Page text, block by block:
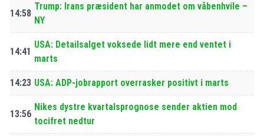
14:58
Trump: Irans præsident har anmodet om våbenhvile –
NY
14:41
USA: Detailsalget voksede lidt mere end ventet i
marts
14:23 USA: ADP-jobrapport overrasker positivt i marts
13:56
Nikes dystre kvartalsprognose sender aktien mod
tocifret nedtur